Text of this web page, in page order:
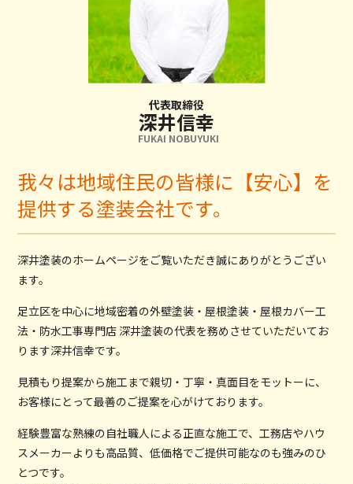
代表取締役
深井信幸
FUKAI NOBUYUKI
我々は地域住民の皆様に【安心】を
提供する塗装会社です。
深井塗装のホームページをご覧いただき誠にありがとうござい
ます。
足立区を中心に地域密着の外壁塗装・屋根塗装・屋根カバー工
法・防水工事専門店 深井塗装の代表を務めさせていただいてお
ります深井信幸です。
見積もり提案から施工まで親切・丁寧・真面目をモットーに、
お客様にとって最善のご提案を心がけております。
経験豊富な熟練の自社職人による正直な施工で、工務店やハウ
スメーカーよりも高品質、低価格でご提供可能なのも強みのひ
とつです。